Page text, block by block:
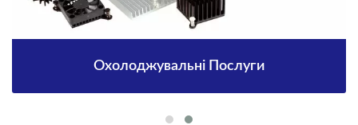
Охолоджувальні Послуги